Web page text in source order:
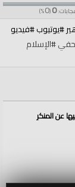
0
(
0
%)
#يوتيوب #فيديو
#الإسلام
عن المنكرِ